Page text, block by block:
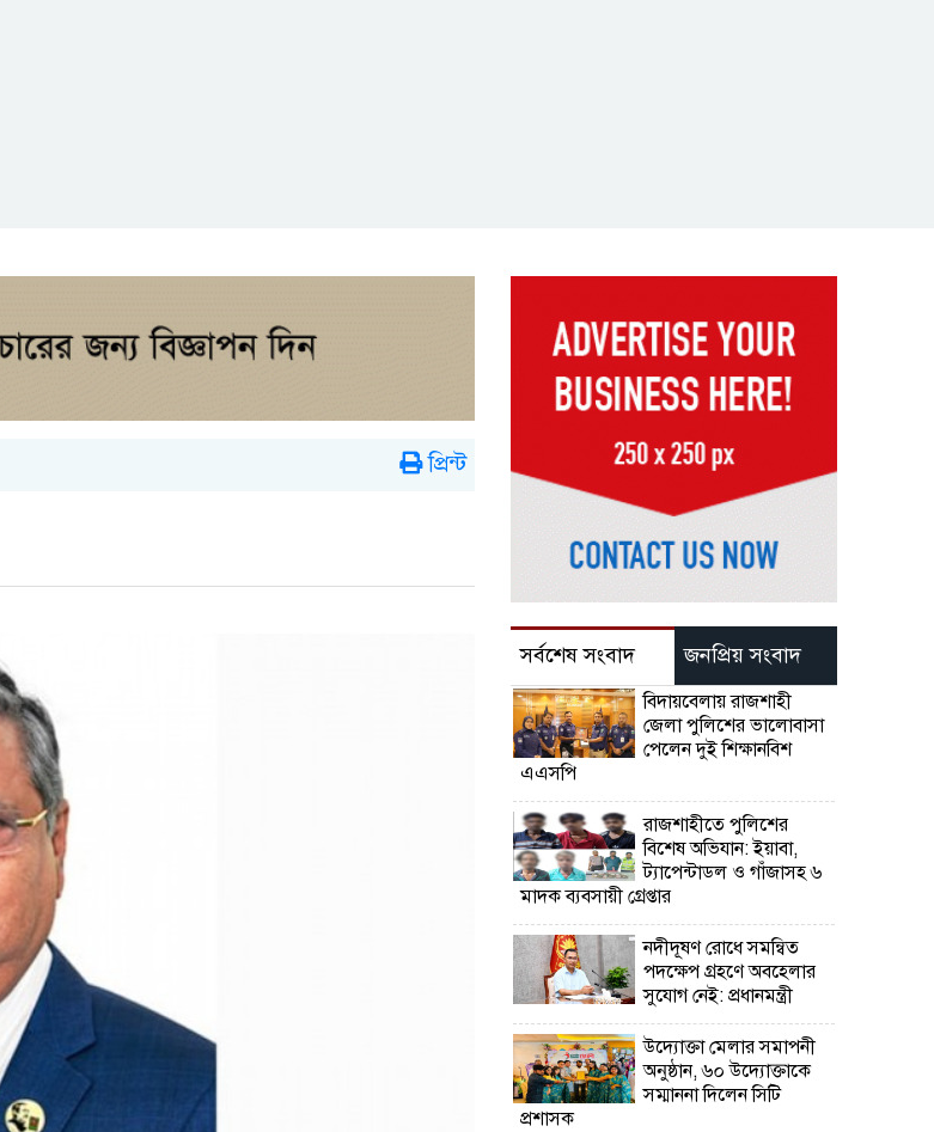
প্রিন্ট
সর্বশেষ সংবাদ জনপ্রিয় সংবাদ
বিদায়বেলায় রাজশাহী
জেলা পুলিশের ভালোবাসা
পেলেন দুই শিক্ষানবিশ
এএসপি
রাজশাহীতে পুলিশের
বিশেষ অভিযান: ইয়াবা,
ট্যাপেন্টাডল ও গাঁজাসহ ৬
মাদক ব্যবসায়ী গ্রেপ্তার
নদীদূষণ রোধে সমন্বিত
পদক্ষেপ গ্রহণে অবহেলার
সুযোগ নেই: প্রধানমন্ত্রী
উদ্যোক্তা মেলার সমাপনী
অনুষ্ঠান, ৬০ উদ্যোক্তাকে
সম্মাননা দিলেন সিটি
প্রশাসক